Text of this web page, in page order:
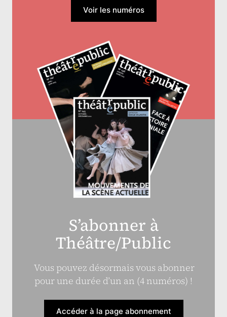
Voir les numéros
S’abonner à
Théâtre/Public
Vous pouvez désormais vous abonner
pour une durée d’un an (4 numéros) !
Accéder à la page abonnement